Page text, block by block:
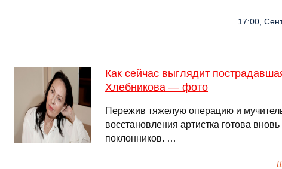
17:00,
Как сейчас выглядит
Хлебникова — фото
Пережив тяжелую операцию и
восстановления артистка готова
поклонников. …